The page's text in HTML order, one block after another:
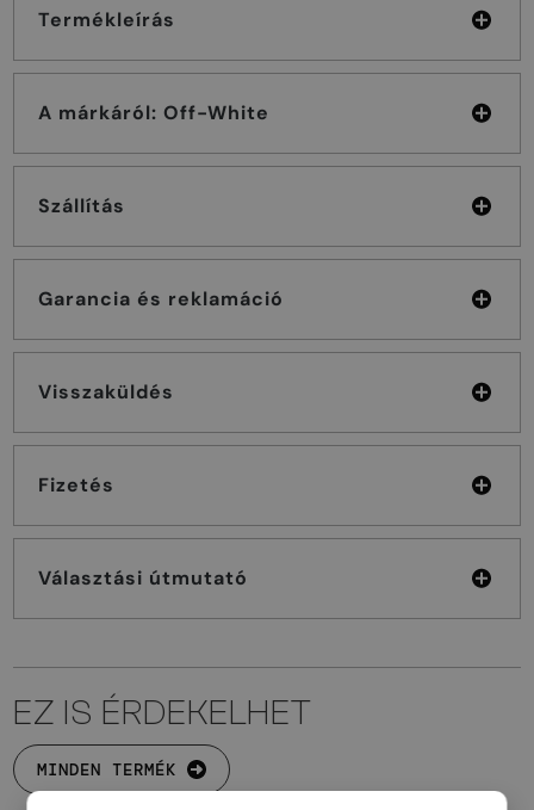
Termékleírás
A márkáról: Off-White
Szállítás
Garancia és reklamáció
Visszaküldés
Fizetés
Választási útmutató
EZ IS ÉRDEKELHET
MINDEN TERMÉK